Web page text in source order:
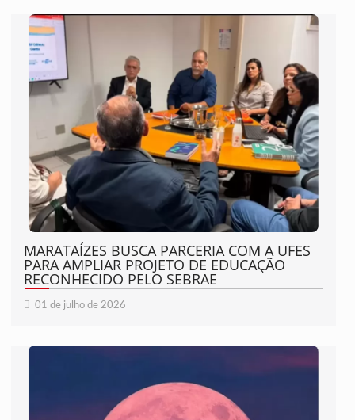
MARATAÍZES BUSCA PARCERIA COM A UFES
PARA AMPLIAR PROJETO DE EDUCAÇÃO
RECONHECIDO PELO SEBRAE
01 de julho de 2026